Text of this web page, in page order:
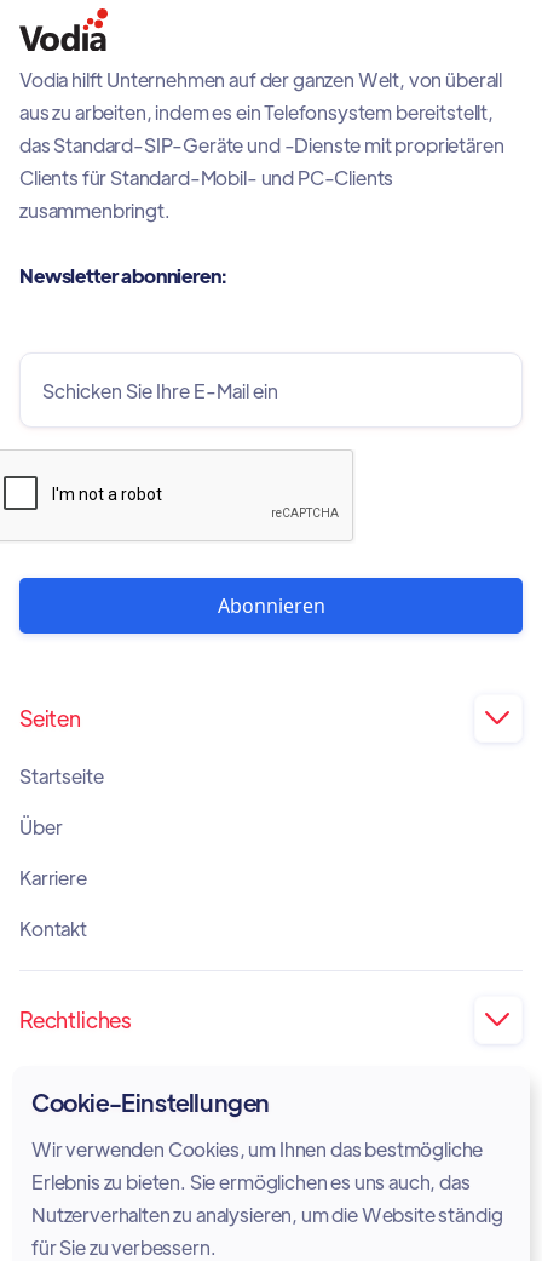
Vodia hilft Unternehmen auf der ganzen Welt, von überall
aus zu arbeiten, indem es ein Telefonsystem bereitstellt,
das Standard-SIP-Geräte und -Dienste mit proprietären
Clients für Standard-Mobil- und PC-Clients
zusammenbringt.
Newsletter abonnieren:
Seiten 
Startseite
Über
Karriere
Kontakt
Rechtliches 
Cookie-Richtlinie
Rechtlicher Hinweis
Cookie-Einstellungen
Wir verwenden Cookies, um Ihnen das bestmögliche
Erlebnis zu bieten. Sie ermöglichen es uns auch, das
Nutzerverhalten zu analysieren, um die Website ständig
für Sie zu verbessern.